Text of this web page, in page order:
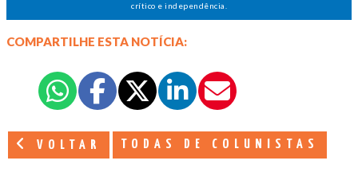
crítico e independência.
COMPARTILHE ESTA NOTÍCIA:
VOLTAR TODAS DE COLUNISTAS